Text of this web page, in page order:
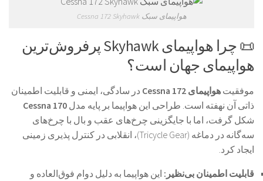
هواپیمای سبک Cessna 172 Skyhawk
📜 چرا هواپیمای Skyhawk پرفروش‌ترین
هواپیمای جهان است؟
موفقیت هواپیمای Cessna 172
در سادگی، ایمنی و قابلیت اطمینان
ذاتی آن نهفته است. طراحی این هواپیما بر پایه مدل Cessna 170
شکل گرفت، اما با جایگزینی چرخ‌های عقب و بال با چرخ‌های
سه‌گانه در دماغه (Tricycle Gear)، انقلابی در کنترل پذیری زمینی
ایجاد کرد.
قابلیت اطمینان بی‌نظیر: این هواپیما به دلیل دوام فوق‌العاده و